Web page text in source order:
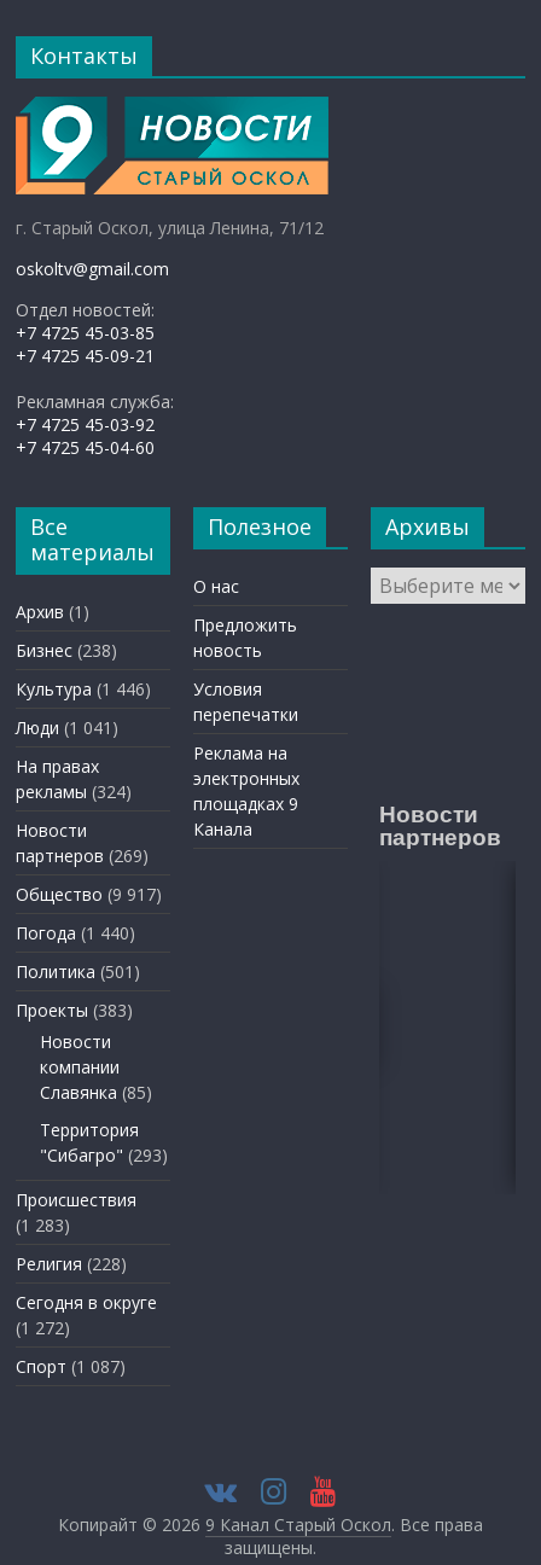
Контакты
г. Старый Оскол, улица Ленина, 71/12
oskoltv@gmail.com
Отдел новостей:
+7 4725 45-03-85
+7 4725 45-09-21
Рекламная служба:
+7 4725 45-03-92
+7 4725 45-04-60
Все
материалы
Архив (1)
Бизнес (238)
Культура (1 446)
Люди (1 041)
На правах
рекламы (324)
Новости
партнеров (269)
Общество (9 917)
Погода (1 440)
Политика (501)
Проекты (383)
Новости
компании
Славянка (85)
Территория
"Сибагро" (293)
Происшествия
(1 283)
Религия (228)
Сегодня в округе
(1 272)
Спорт (1 087)
Полезное
О нас
Предложить
новость
Условия
перепечатки
Реклама на
электронных
площадках 9
Канала
Архивы
Архивы
Новости
партнеров
Копирайт © 2026 9 Канал Старый Оскол. Все права
защищены.